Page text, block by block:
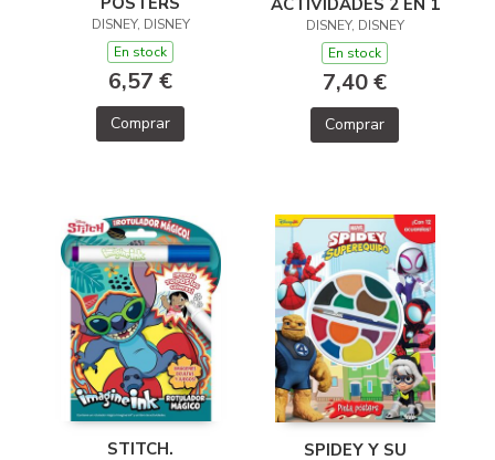
DISNEY, DISNEY
En stock
6,57 €
Comprar
ACTIVIDADES 2 EN 1
DISNEY, DISNEY
En stock
7,40 €
Comprar
STITCH. SPIDEY Y SU